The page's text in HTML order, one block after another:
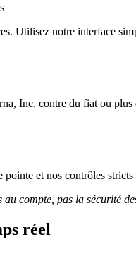
Utilisez notre interface
Inc. contre du fiat ou
et nos contrôles
au compte, pas la sécurité
réel